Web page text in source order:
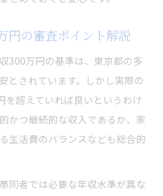
円の審査ポイント解説
300万円の基準は、東京都の多
とされています。しかし実際の
を超えていれば良いというわけ
かつ継続的な収入であるか、家
生活費のバランスなども総合的
同者では必要な年収水準が異な